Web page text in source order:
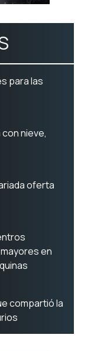
para las
nieve,
oferta
en
compartió la